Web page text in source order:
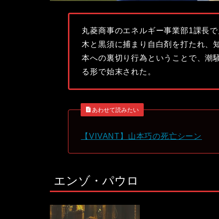
丸菱商事のエネルギー事業部1課長
木と黒須に捕まり自白剤を打たれ、
本への裏切り行為ということで、潮
る形で始末された。
あわせて読みたい
【VIVANT】山本巧の死亡シーン
エンゾ・パウロ